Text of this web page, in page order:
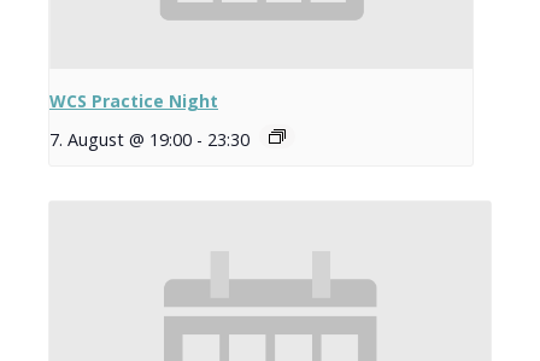
WCS Practice Night
7. August @ 19:00 - 23:30